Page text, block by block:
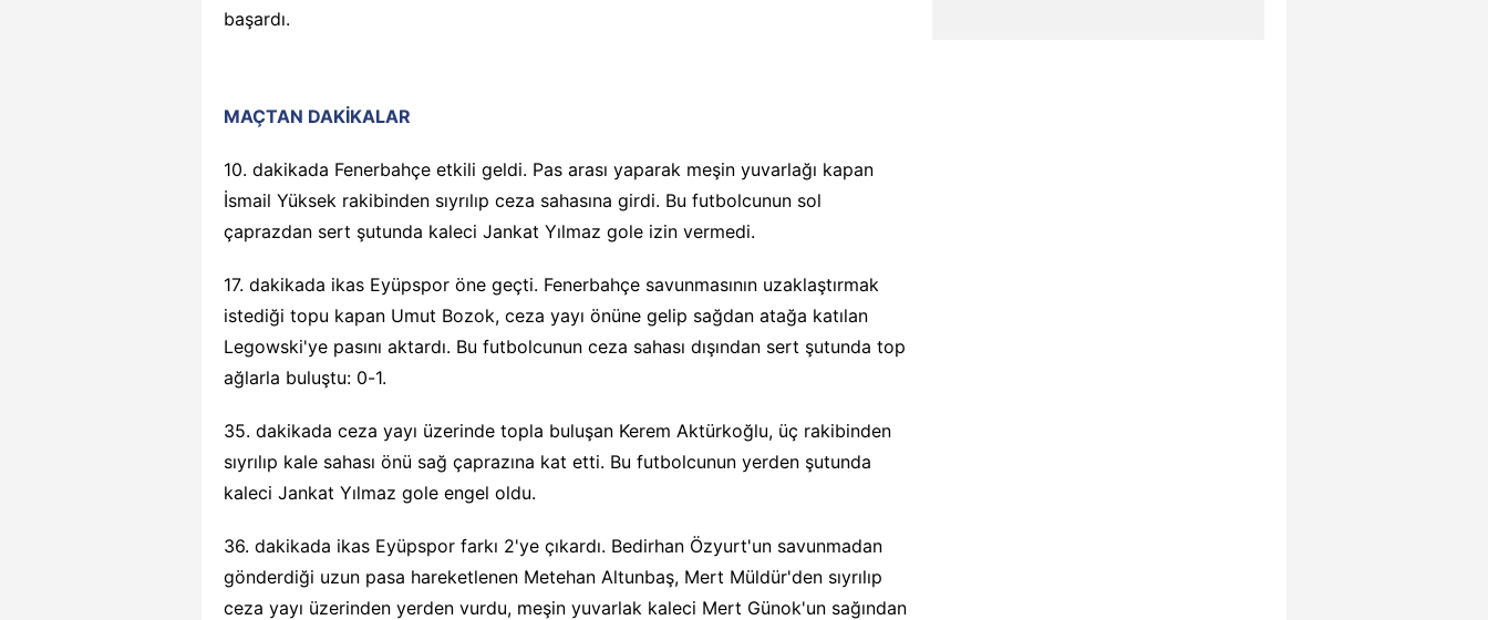
başardı.
MAÇTAN DAKİKALAR
10. dakikada Fenerbahçe etkili geldi. Pas arası yaparak meşin yuvarlağı kapan
İsmail Yüksek rakibinden sıyrılıp ceza sahasına girdi. Bu futbolcunun sol
çaprazdan sert şutunda kaleci Jankat Yılmaz gole izin vermedi.
17. dakikada ikas Eyüpspor öne geçti. Fenerbahçe savunmasının uzaklaştırmak
istediği topu kapan Umut Bozok, ceza yayı önüne gelip sağdan atağa katılan
Legowski'ye pasını aktardı. Bu futbolcunun ceza sahası dışından sert şutunda top
ağlarla buluştu: 0-1.
35. dakikada ceza yayı üzerinde topla buluşan Kerem Aktürkoğlu, üç rakibinden
sıyrılıp kale sahası önü sağ çaprazına kat etti. Bu futbolcunun yerden şutunda
kaleci Jankat Yılmaz gole engel oldu.
36. dakikada ikas Eyüpspor farkı 2'ye çıkardı. Bedirhan Özyurt'un savunmadan
gönderdiği uzun pasa hareketlenen Metehan Altunbaş, Mert Müldür'den sıyrılıp
ceza yayı üzerinden yerden vurdu, meşin yuvarlak kaleci Mert Günok'un sağından